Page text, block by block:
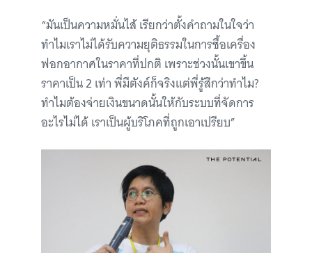
“มันเป็นความหมั่นไส้ เรียกว่าตั้งคำถามในใจว่า
ทำไมเราไม่ได้รับความยุติธรรมในการซื้อเครื่อง
ฟอกอากาศในราคาที่ปกติ เพราะช่วงนั้นเขาขึ้น
ราคาเป็น 2 เท่า พี่มีตังค์ก็จริงแต่พี่รู้สึกว่าทำไม?
ทำไมต้องจ่ายเงินขนาดนั้นให้กับระบบที่จัดการ
อะไรไม่ได้ เราเป็นผู้บริโภคที่ถูกเอาเปรียบ”